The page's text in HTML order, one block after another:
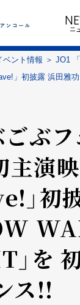
ニ
ベント情報
JO1
」初披露 浜田雅
ごぶ
主演
」初
を
ス!!